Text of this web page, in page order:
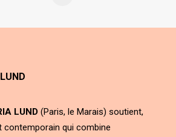
LUND (Paris, le Marais) soutient,
contemporain qui combine